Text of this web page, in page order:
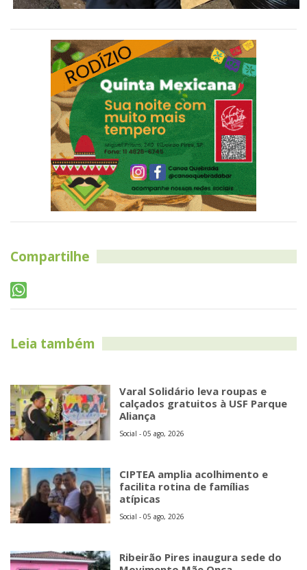
Compartilhe
Leia também
Varal Solidário leva roupas e
calçados gratuitos à USF Parque
Aliança
Social - 05 ago, 2026
CIPTEA amplia acolhimento e
facilita rotina de famílias
atípicas
Social - 05 ago, 2026
Ribeirão Pires inaugura sede do